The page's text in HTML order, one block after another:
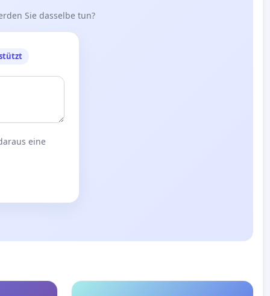
Sie dasselbe tun?
eine